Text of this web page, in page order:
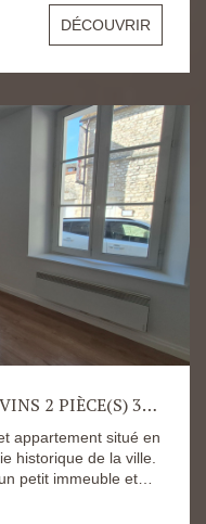
d'agence à
DÉCOUVRIR
APPARTEMENT RÉNOVÉ PROVINS 2 PIÈCE(S) 33.66 M2
appartement situé en
historique de la ville.
petit immeuble et